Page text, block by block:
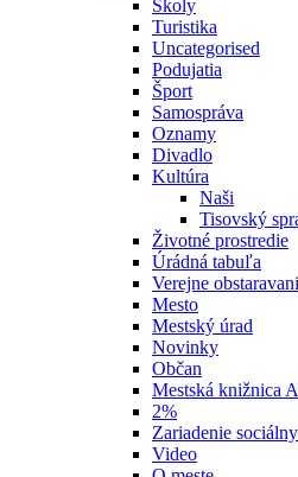
Školy
Turistika
Uncategorised
Podujatia
Šport
Samospráva
Oznamy
Divadlo
Kultúra
Naši
Tisovský
Životné prostredie
Úrádná tabuľa
Verejne
Mesto
Mestský úrad
Novinky
Občan
Mestská knižnica
2%
Zariadenie
Video